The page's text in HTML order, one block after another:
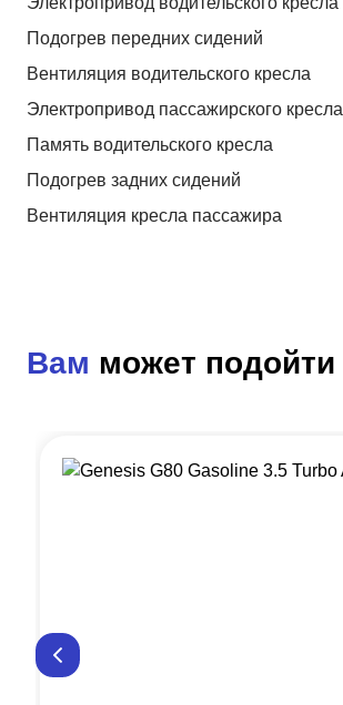
Подогрев передних сидений
Вентиляция водительского кресла
Электропривод пассажирского кресла
Память водительского кресла
Подогрев задних сидений
Вентиляция кресла пассажира
Вам может подойти